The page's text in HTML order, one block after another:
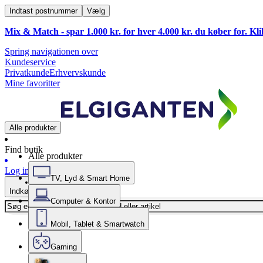
Indtast postnummer Vælg
Mix & Match - spar 1.000 kr. for hver 4.000 kr. du køber for.
Spring navigationen over
Kundeservice
PrivatkundeErhvervskunde
Mine favoritter
Alle produkter
Find butik
Log ind
Indkøbskurv
Alle produkter
TV, Lyd & Smart Home
Computer & Kontor
Mobil, Tablet & Smartwatch
Gaming